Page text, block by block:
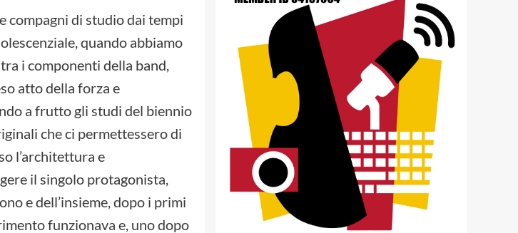
compagni di studio dai tempi
quando abbiamo
i componenti della band,
atto della forza e
a frutto gli studi del biennio
che ci permettessero di
l’architettura e
il singolo protagonista,
e dell’insieme, dopo i primi
funzionava e, uno dopo